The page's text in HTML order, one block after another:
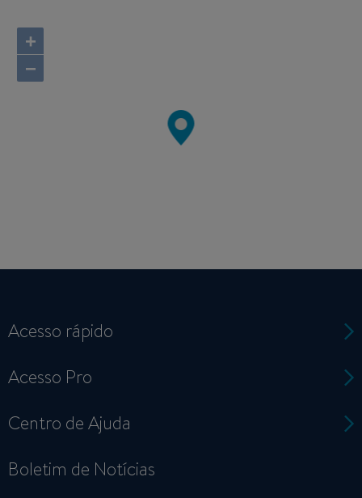
+
−
Acesso rápido
Acesso Pro
Centro de Ajuda
Boletim de Notícias